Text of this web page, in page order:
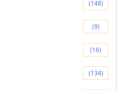
(148)
(9)
(16)
(134)